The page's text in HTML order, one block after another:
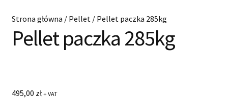
Kup pellet
O nas
Strona główna / Pellet / Pellet paczka 285kg
Pellet paczka 285kg
495,00 zł + VAT